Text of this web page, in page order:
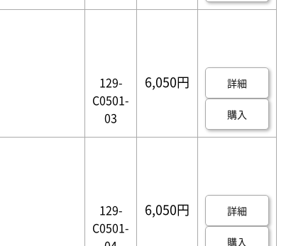
129-
C0501-
03
6,050円 詳細
購入
129-
C0501-
6,050円 詳細
購入